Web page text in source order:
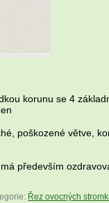
korunu se 4
poškozené větve,
především
Řez ovocných